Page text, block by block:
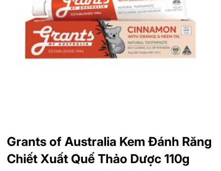
Grants of Australia Kem Đánh Răng
Chiết Xuất Quế Thảo Dược 110g